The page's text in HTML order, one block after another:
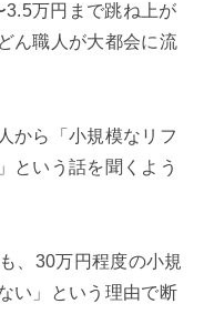
万円まで跳ね上が
ん職人が大都会に流
から「小規模なリフ
という話を聞くよう
、30万円程度の小規
い」という理由で断